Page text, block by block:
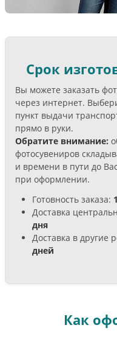
Срок
Вы можете заказать
через интернет.
пункт выдачи
прямо в руки.
Обратите внимание:
фотосувениров
и времени в пути до
при оформлении.
Готовность заказа:
Доставка
дня
Доставка в другие
дней
Как